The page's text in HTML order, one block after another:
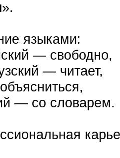
языками:
— свободно,
— читает,
— со словарем.